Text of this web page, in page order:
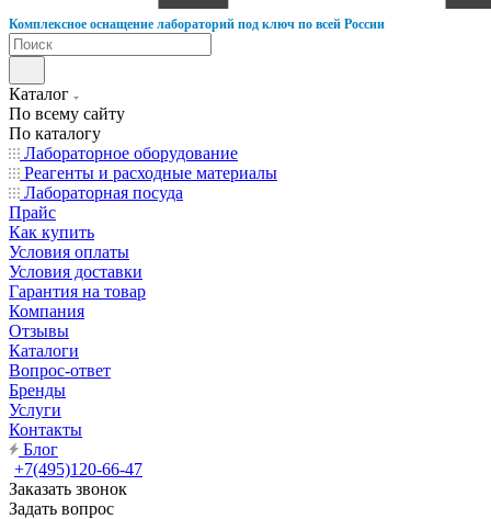
Комплексное оснащение лабораторий под ключ по всей России
Каталог
По всему сайту
По каталогу
Лабораторное оборудование
Реагенты и расходные материалы
Лабораторная посуда
Прайс
Как купить
Условия оплаты
Условия доставки
Гарантия на товар
Компания
Отзывы
Каталоги
Вопрос-ответ
Бренды
Услуги
Контакты
Блог
+7(495)120-66-47
Заказать звонок
Задать вопрос